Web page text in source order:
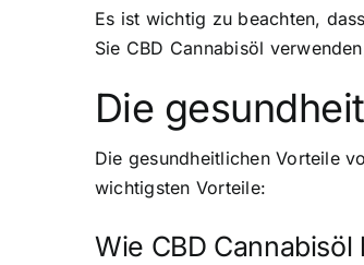
Es ist wichtig zu beachten,
Sie CBD Cannabisöl
Die
Die gesundheitlichen Vorteile
wichtigsten Vorteile:
Wie CBD